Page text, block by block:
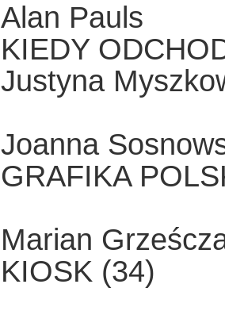
Alan Pauls
KIEDY
Justyna
Joanna
GRAFIKA
Marian
KIOSK (34)